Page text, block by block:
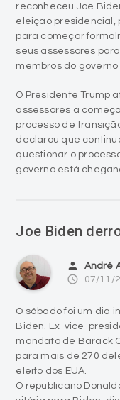
reconheceu Joe
eleição presidencial,
para começar
seus assessores
membros do governo
O Presidente Trump
assessores a
processo de
declarou que
questionar o
governo está
Joe Biden
person André
access_time 07/11/
O sábado foi um dia
Biden. Ex-vice-
mandato de Barack
para mais de 270
eleito dos EUA.
O republicano